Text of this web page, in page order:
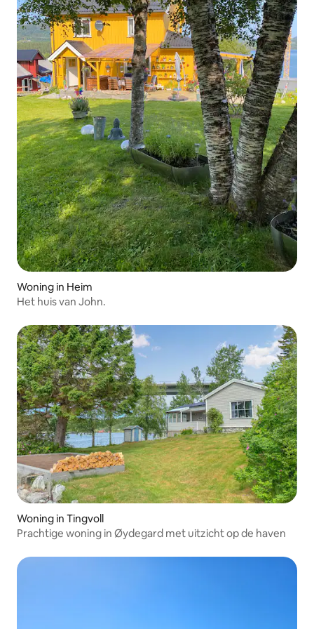
Woning in Heim
Het huis van John.
Woning in Tingvoll
Prachtige woning in Øydegard met uitzicht op de haven